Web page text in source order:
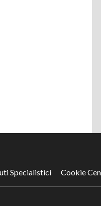
Specialistici Cookie